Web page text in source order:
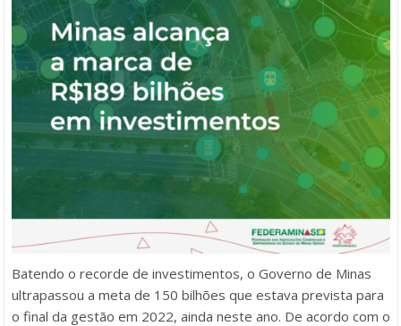
Batendo o recorde de investimentos, o Governo de Minas
ultrapassou a meta de 150 bilhões que estava prevista para
o final da gestão em 2022, ainda neste ano. De acordo com o